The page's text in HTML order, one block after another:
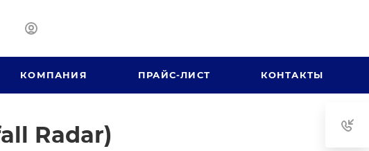
КОМПАНИЯ ПРАЙС-ЛИСТ КОНТАКТЫ
Radar)